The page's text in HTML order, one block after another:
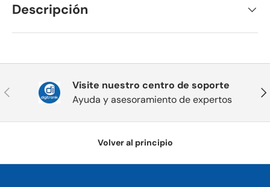
Descripción
Anterior
Visite nuestro centro de soporte
Ayuda y asesoramiento de expertos
Volver al principio